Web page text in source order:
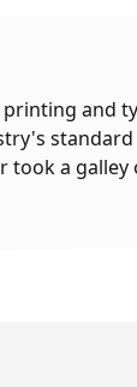
and
took a galley